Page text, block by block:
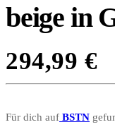
beige in
294,99€
Für dich auf BSTN